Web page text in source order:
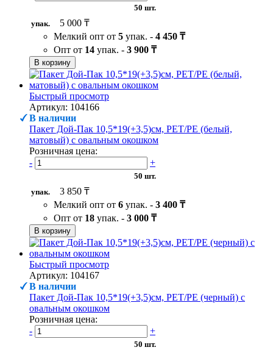
50 шт.
упак.
5 000 ₸
Мелкий опт от 5 упак. - 4 450 ₸
Опт от 14 упак. - 3 900 ₸
В корзину
Быстрый просмотр
Артикул: 104166
В наличии
Пакет Дой-Пак 10,5*19(+3,5)см, PET/PE (белый,
матовый) с овальным окошком
Розничная цена:
-
+
50 шт.
упак.
3 850 ₸
Мелкий опт от 6 упак. - 3 400 ₸
Опт от 18 упак. - 3 000 ₸
В корзину
Быстрый просмотр
Артикул: 104167
В наличии
Пакет Дой-Пак 10,5*19(+3,5)см, PET/PE (черный) с
овальным окошком
Розничная цена:
-
+
50 шт.